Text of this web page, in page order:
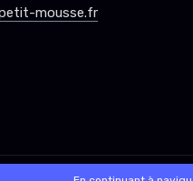
mousse.fr
SaasFood - Logiciel de